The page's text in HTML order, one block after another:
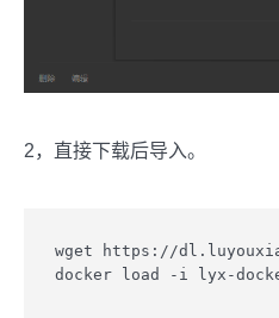
2，直接下载后导入。
wget https://
docker load -i lyx-